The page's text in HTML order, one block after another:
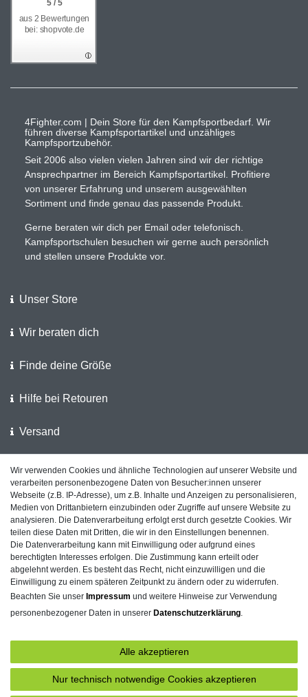
5 / 5
aus 2 Bewertungen
bei: shopvote.de
4Fighter.com | Dein Store für den Kampfsportbedarf. Wir
führen diverse Kampfsportartikel und unzähliges
Kampfsportzubehör.
Seit 2006 also vielen vielen Jahren sind wir der richtige
Ansprechpartner im Bereich Kampfsportartikel. Profitiere
von unserer Erfahrung und unserem ausgewählten
Sortiment und finde genau das passende Produkt.
Gerne beraten wir dich per Email oder telefonisch.
Kampfsportschulen besuchen wir gerne auch persönlich
und stellen unsere Produkte vor.
Unser Store
Wir beraten dich
Finde deine Größe
Hilfe bei Retouren
Versand
Wir unterstützen die Polizei
Kundenfeedback auf ShopVote
Impressum Daten­schutz­erklärung AGB
Barrierefreiheitserklärung Widerrufs­recht
Vertrag widerrufen Kontakt
Wir verwenden Cookies und ähnliche Technologien auf unserer Website und
verarbeiten personenbezogene Daten von Besucher:innen unserer
Webseite (z.B. IP-Adresse), um z.B. Inhalte und Anzeigen zu personalisieren,
Medien von Drittanbietern einzubinden oder Zugriffe auf unsere Website zu
analysieren. Die Datenverarbeitung erfolgt erst durch gesetzte Cookies. Wir
teilen diese Daten mit Dritten, die wir in den Einstellungen benennen.
Die Datenverarbeitung kann mit Einwilligung oder aufgrund eines
berechtigten Interesses erfolgen. Die Zustimmung kann erteilt oder
abgelehnt werden. Es besteht das Recht, nicht einzuwilligen und die
Einwilligung zu einem späteren Zeitpunkt zu ändern oder zu widerrufen.
Beachten Sie unser Impressum und weitere Hinweise zur Verwendung
personenbezogener Daten in unserer Daten­schutz­erklärung.
Alle akzeptieren
Nur technisch notwendige Cookies akzeptieren